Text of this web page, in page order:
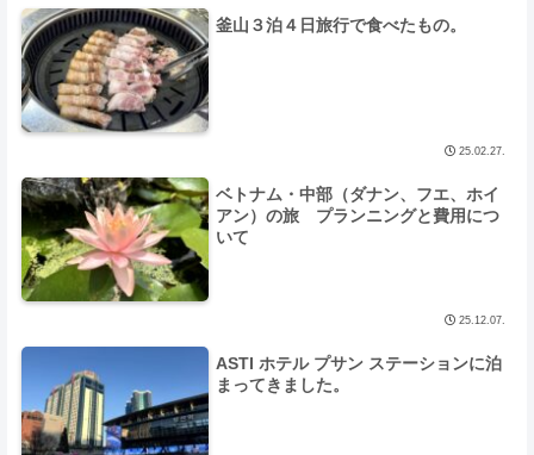
釜山３泊４日旅行で食べたもの。
25.02.27.
ベトナム・中部（ダナン、フエ、ホイ
アン）の旅 プランニングと費用につ
いて
25.12.07.
ASTI ホテル プサン ステーションに泊
まってきました。